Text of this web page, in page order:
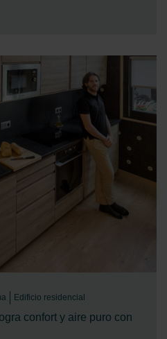
Edificio residencial
confort y aire puro con